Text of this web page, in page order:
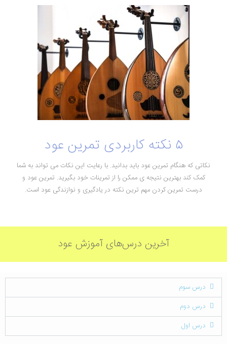
۵ نکته کاربردی تمرین عود
نکاتی که هنگام تمرین عود باید بدانید. با رعایت این نکات می تواند به شما
کمک کند بهترین نتیجه ی ممکن را از تمرینات خود بگیرید. تمرین عود و
درست تمرین کردن مهم ترین نکته در یادگیری و نوازندگی عود است.
آخرین درس‌های آموزش عود
درس سوم
درس دوم
درس اول